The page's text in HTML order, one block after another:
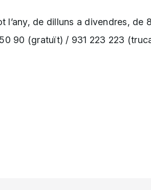
l’any, de dilluns a divendres, de
90 (gratuït) / 931 223 223